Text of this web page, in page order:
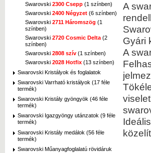
Swarovski 2300 Csepp (1 színben)
Swarovski 2400 Négyzet (6 színben)
Swarovski 2711 Háromszög (1
színben)
Swarovski 2720 Cosmic Delta (2
színben)
Swarovski 2808 szív (1 színben)
Swarovski 2028 Hotfix (13 színben)
Swarovski Kristályok és foglalatok
Swarovski Varrható kristályok (17 féle
termék)
Swarovski Kristály gyöngyök (46 féle
termék)
Swarovski Igazgyöngy utánzatok (9 féle
termék)
Swarovski Kristály medálok (56 féle
termék)
Swarovski Műanyagfoglalatú rövidáruk
A
Gyári
A